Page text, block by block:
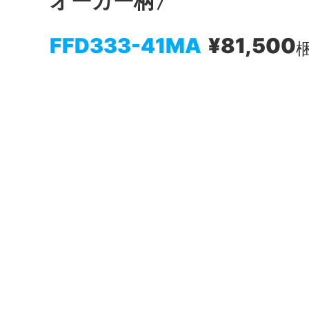
FFD333-41MA ¥81,500